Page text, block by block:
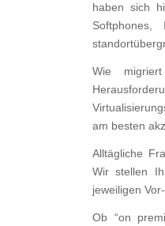
haben sich
Softphones,
Wie
am besten
Alltägliche
Wir stellen
jeweiligen
Ob “on